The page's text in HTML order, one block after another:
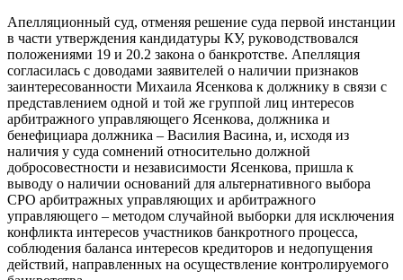
Апелляционный суд, отменяя решение суда первой инстанции
в части утверждения кандидатуры КУ, руководствовался
положениями 19 и 20.2 закона о банкротстве. Апелляция
согласилась с доводами заявителей о наличии признаков
заинтересованности Михаила Ясенкова к должнику в связи с
представлением одной и той же группой лиц интересов
арбитражного управляющего Ясенкова, должника и
бенефициара должника – Василия Васина, и, исходя из
наличия у суда сомнений относительно должной
добросовестности и независимости Ясенкова, пришла к
выводу о наличии оснований для альтернативного выбора
СРО арбитражных управляющих и арбитражного
управляющего – методом случайной выборки для исключения
конфликта интересов участников банкротного процесса,
соблюдения баланса интересов кредиторов и недопущения
действий, направленных на осуществление контролируемого